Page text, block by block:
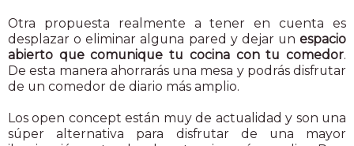
Otra propuesta realmente a tener en cuenta es
desplazar o eliminar alguna pared y dejar un espacio
abierto que comunique tu cocina con tu comedor.
De esta manera ahorrarás una mesa y podrás disfrutar
de un comedor de diario más amplio.
Los open concept están muy de actualidad y son una
súper alternativa para disfrutar de una mayor